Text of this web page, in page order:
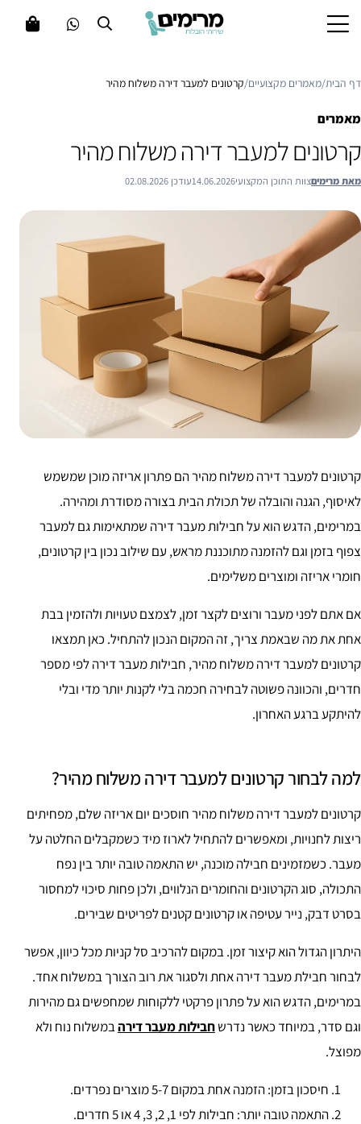
דף הבית/מאמרים מקצועיים/קרטונים למעבר דירה משלוח מהיר
מאמרים
קרטונים למעבר דירה משלוח מהיר
מאת מרימיםצוות התוכן המקצועי14.06.2026עודכן 02.08.2026
קרטונים למעבר דירה משלוח מהיר הם פתרון אריזה מוכן שמשמש
לאיסוף, הגנה והובלה של תכולת הבית בצורה מסודרת ומהירה.
במרימים, הדגש הוא על חבילות מעבר דירה שמתאימות גם למעבר
צפוף בזמן וגם להזמנה מתוכננת מראש, עם שילוב נכון בין קרטונים,
חומרי אריזה ומוצרים משלימים.
אם אתם לפני מעבר ורוצים לקצר זמן, לצמצם טעויות ולהזמין בבת
אחת את מה שבאמת צריך, זה המקום הנכון להתחיל. כאן תמצאו
קרטונים למעבר דירה משלוח מהיר, חבילות מעבר דירה לפי מספר
חדרים, והכוונה פשוטה לבחירה חכמה בלי לקנות יותר מדי ובלי
להיתקע ברגע האחרון.
למה לבחור קרטונים למעבר דירה משלוח מהיר?
קרטונים למעבר דירה משלוח מהיר חוסכים יום אריזה שלם, מפחיתים
ריצות לחנויות, ומאפשרים להתחיל לארוז מיד כשמקבלים החלטה על
מעבר. כשמזמינים חבילה מוכנה, יש התאמה טובה יותר בין נפח
התכולה, סוג הקרטונים והחומרים הנלווים, ולכן פחות סיכוי למחסור
בסרט דבק, נייר עטיפה או קרטונים קטנים לפריטים שבירים.
היתרון הגדול הוא קיצור זמן. במקום להרכיב סל קניות מכל כיוון, אפשר
לבחור חבילת מעבר דירה אחת ולסגור את רוב הצורך במשלוח אחד.
במרימים, הדגש הוא על פתרון פרקטי ללקוחות שמחפשים גם מהירות
וגם סדר, במיוחד כאשר נדרשחבילות מעבר דירהבמשלוח נוח ולא
מפוצל.
חיסכון בזמן: הזמנה אחת במקום 5-7 מוצרים נפרדים.
התאמה טובה יותר: חבילות לפי 1, 2, 3, 4 או 5 חדרים.